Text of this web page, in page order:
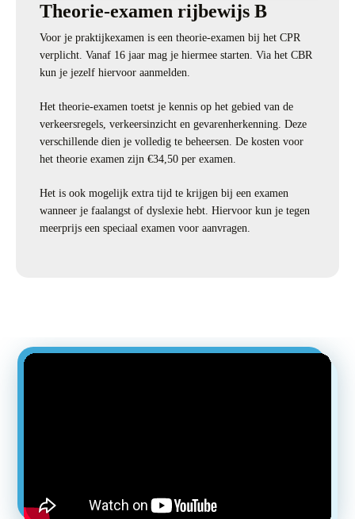
Theorie-examen rijbewijs B
Voor je praktijkexamen is een theorie-examen bij het CPR
verplicht. Vanaf 16 jaar mag je hiermee starten. Via het CBR
kun je jezelf hiervoor aanmelden.
Het theorie-examen toetst je kennis op het gebied van de
verkeersregels, verkeersinzicht en gevarenherkenning. Deze
verschillende dien je volledig te beheersen. De kosten voor
het theorie examen zijn €34,50 per examen.
Het is ook mogelijk extra tijd te krijgen bij een examen
wanneer je faalangst of dyslexie hebt. Hiervoor kun je tegen
meerprijs een speciaal examen voor aanvragen.